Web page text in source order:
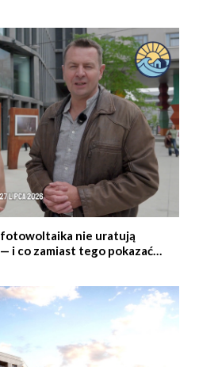
fotowoltaika nie uratują
i co zamiast tego pokazać